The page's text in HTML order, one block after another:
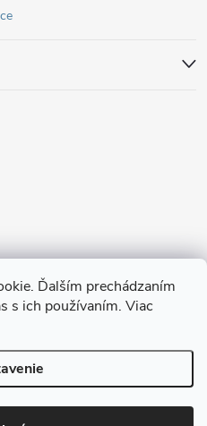
Ďalším prechádzaním
s ich používaním. Viac
koberce. Všetky práva vyhradené.